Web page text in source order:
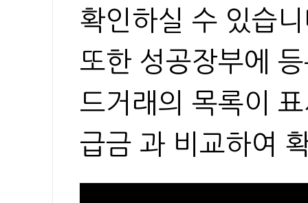
확인하실 수 있습
또한 성공장부에
드거래의 목록이
급금 과 비교하여